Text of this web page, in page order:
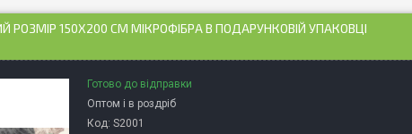
150Х200 СМ МІКРОФІБРА В ПОДАРУНКОВІЙ УПАКОВЦІ
Готово до відправки
Оптом і в роздріб
Код: S2001